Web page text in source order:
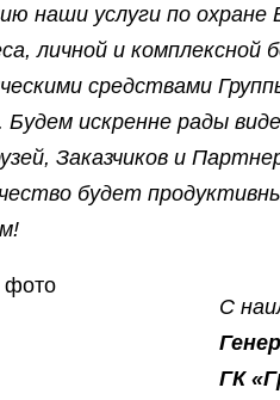
наши услуги по охране
личной и
средствами
Будем искренне рады
Заказчиков и
будет
С
ГК